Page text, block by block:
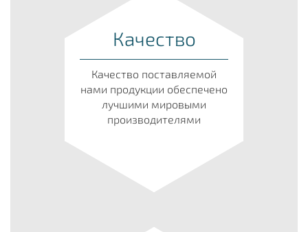
Качество
Качество поставляемой
нами продукции обеспечено
лучшими мировыми
производителями